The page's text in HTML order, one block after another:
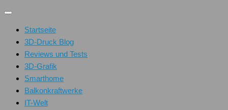
Unter
Inhalt
Startseite
3D-Druck Blog
Reviews und Tests
3D-Grafik
Smarthome
Balkonkraftwerke
IT-Welt